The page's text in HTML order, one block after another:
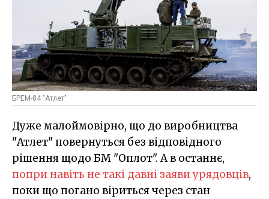
БРЕМ-84 "Атлет"
Дуже малоймовірно, що до виробництва
"Атлет" повернуться без відповідного
рішення щодо БМ "Оплот". А в останнє,
попри навіть не такі давні заяви урядовців,
поки що погано віриться через стан